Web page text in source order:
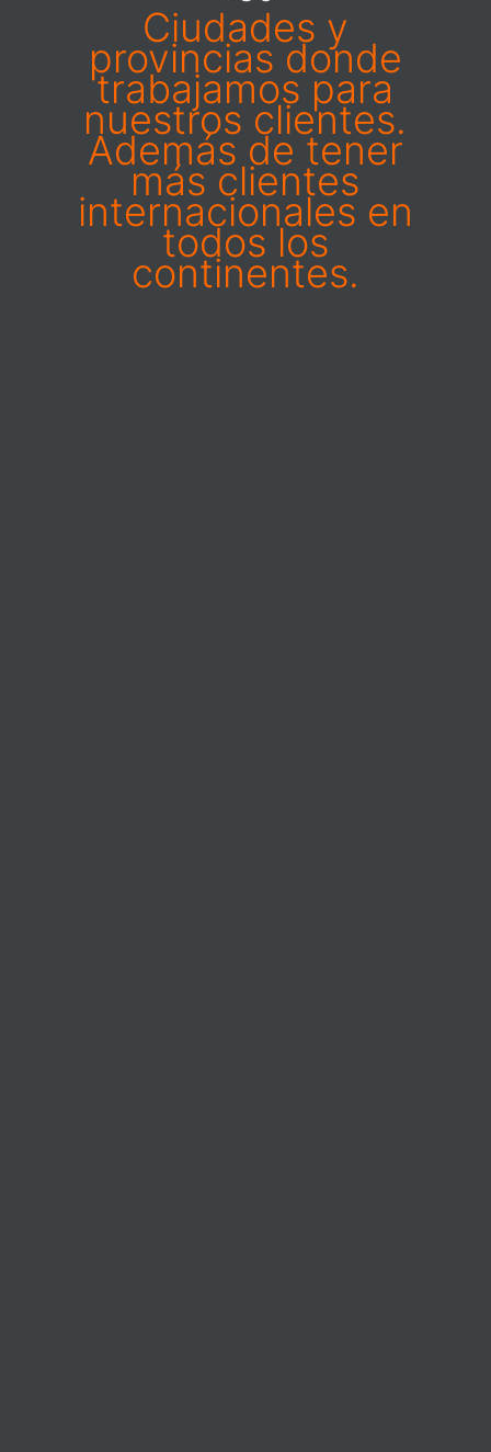
Ciudades y
provincias donde
trabajamos para
nuestros clientes.
Además de tener
más clientes
internacionales en
todos los
continentes.